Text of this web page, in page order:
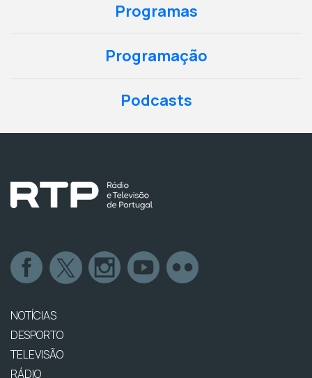
Programas
Programação
Podcasts
NOTÍCIAS
DESPORTO
TELEVISÃO
RÁDIO